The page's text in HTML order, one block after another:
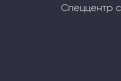
Спеццентр